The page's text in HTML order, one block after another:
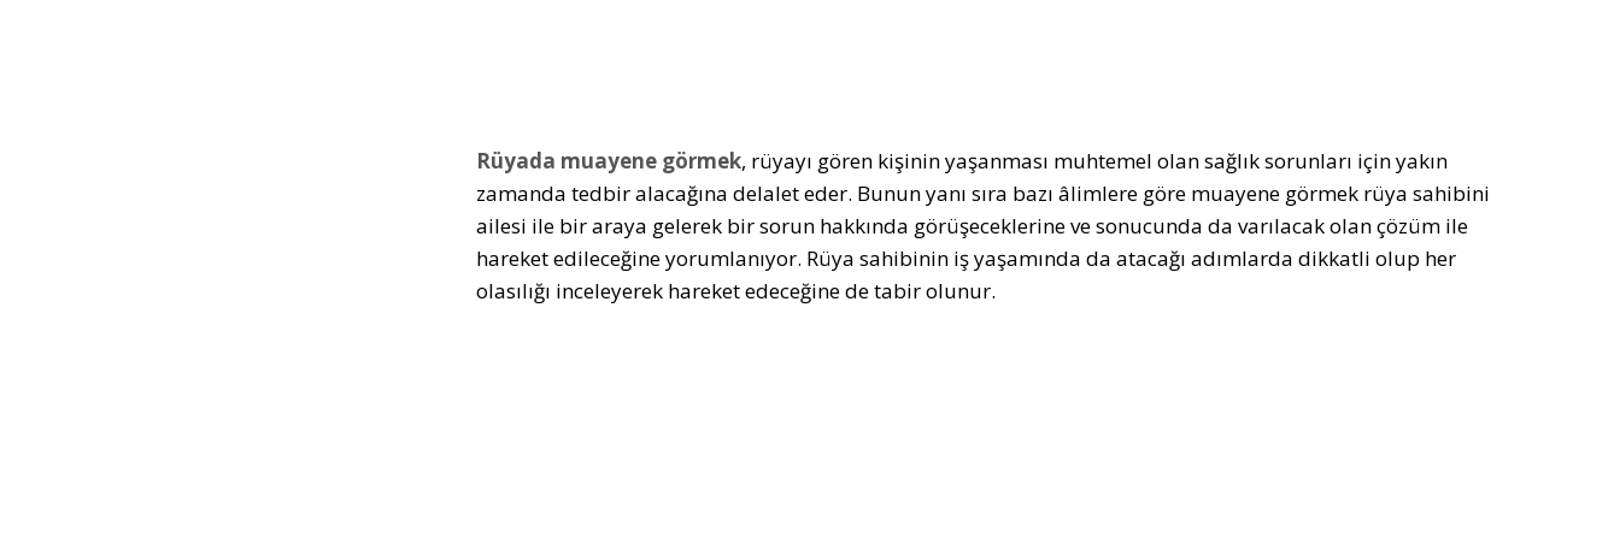
Rüyada muayene görmek, rüyayı gören kişinin yaşanması muhtemel olan sağlık sorunları için yakın
zamanda tedbir alacağına delalet eder. Bunun yanı sıra bazı âlimlere göre muayene görmek rüya sahibini
ailesi ile bir araya gelerek bir sorun hakkında görüşeceklerine ve sonucunda da varılacak olan çözüm ile
hareket edileceğine yorumlanıyor. Rüya sahibinin iş yaşamında da atacağı adımlarda dikkatli olup her
olasılığı inceleyerek hareket edeceğine de tabir olunur.